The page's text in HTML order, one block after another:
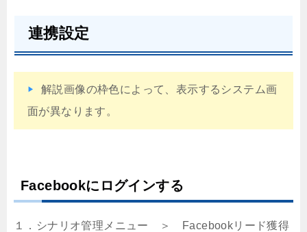
連携設定
解説画像の枠色によって、表示するシステム画
面が異なります。
Facebookにログインする
１．シナリオ管理メニュー ＞ Facebookリード獲得